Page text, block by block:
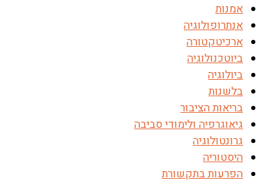
אמנות
אנתרופולוגיה
ארכיטקטורה
ביוטכנולוגיה
ביולוגיה
בלשנות
בריאות הציבור
גיאוגרפיה ולימודי סביבה
גרונטולוגיה
היסטוריה
הפרעות בתקשורת